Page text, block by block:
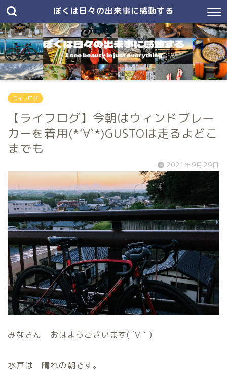
ぼくは日々の出来事に感動する
ライフログ
【ライフログ】今朝はウィンドブレー
カーを着用(*´∀`*)GUSTOは走るよどこ
までも
2021年9月29日
みなさん おはようございます( ´∀｀)
水戸は 晴れの朝です。